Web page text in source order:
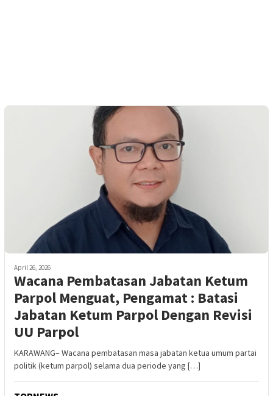
April 26, 2026
Wacana Pembatasan Jabatan Ketum
Parpol Menguat, Pengamat : Batasi
Jabatan Ketum Parpol Dengan Revisi
UU Parpol
KARAWANG– Wacana pembatasan masa jabatan ketua umum partai
politik (ketum parpol) selama dua periode yang […]